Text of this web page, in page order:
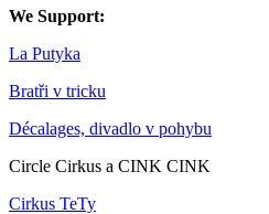
We Support:
La Putyka
Bratři v tricku
Décalages, divadlo v pohybu
Circle Cirkus a CINK CINK
Cirkus TeTy